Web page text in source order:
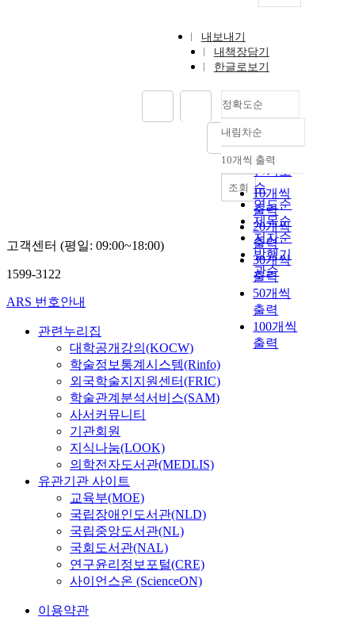
내보내기
내책장담기
한글로보기
정확도순
정확도
순
인기도
순
연도순
제목순
저자순
발행기
관순
내림차순
내림차순
10개씩 출력
10개씩
출력
20개씩
출력
30개씩
출력
50개씩
출력
100개씩
출력
조회
고객센터 (평일: 09:00~18:00)
1599-3122
ARS 번호안내
관련누리집
대학공개강의(KOCW)
학술정보통계시스템(Rinfo)
외국학술지지원센터(FRIC)
학술관계분석서비스(SAM)
사서커뮤니티
기관회원
지식나눔(LOOK)
의학전자도서관(MEDLIS)
유관기관 사이트
교육부(MOE)
국립장애인도서관(NLD)
국립중앙도서관(NL)
국회도서관(NAL)
연구윤리정보포털(CRE)
사이언스온 (ScienceON)
이용약관